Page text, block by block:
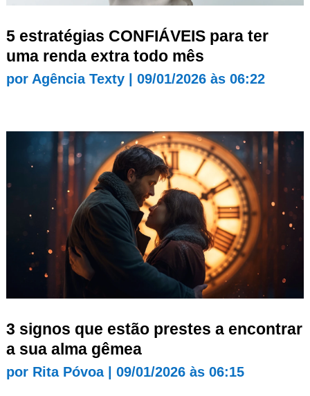
5 estratégias CONFIÁVEIS para ter
uma renda extra todo mês
por Agência Texty| 09/01/2026 às 06:22
3 signos que estão prestes a encontrar
a sua alma gêmea
por Rita Póvoa| 09/01/2026 às 06:15